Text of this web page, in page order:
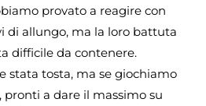
provato a reagire con
di allungo, ma la loro battuta
difficile da contenere.
stata tosta, ma se giochiamo
a dare il massimo su